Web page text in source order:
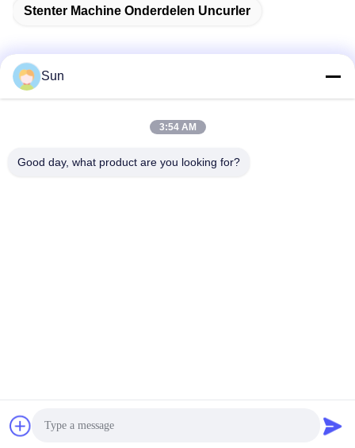
Stenter Machine Onderdelen Uncurler
NO.55 XINSHENG WEG, WUJIN-DISTRICT, CHANGZHOU-
Changzhou Jayu International Trade Co., Ltd . Alle rechten
Sun
3:54 AM
Good day, what product are you looking for?